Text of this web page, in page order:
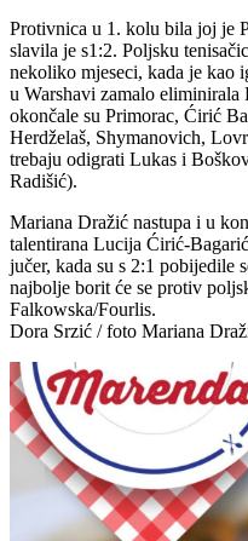
Protivnica u 1. kolu bila joj je
slavila je s1:2. Poljsku
nekoliko mjeseci, kada je kao
u Warshavi zamalo
okončale su Primorac, Ćirić
Herdželaš, Shymanovich,
trebaju odigrati Lukas i
Radišić).
Mariana Dražić nastupa i u
talentirana Lucija Ćirić-
jučer, kada su s 2:1 pobijedile
najbolje borit će se protiv
Falkowska/Fourlis.
Dora Srzić / foto Mariana